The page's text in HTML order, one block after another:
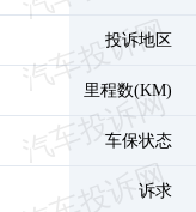
投诉地区
里程数(KM)
车保状态
诉求